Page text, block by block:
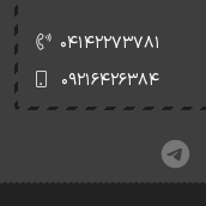
۰۴۱۴۲۲۷۳۷۸۱
۰۹۲۱۶۴۲۶۳۸۴